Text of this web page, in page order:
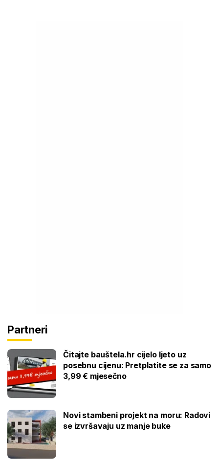
Partneri
Čitajte bauštela.hr cijelo ljeto uz
posebnu cijenu: Pretplatite se za samo
3,99 € mjesečno
Novi stambeni projekt na moru: Radovi
se izvršavaju uz manje buke